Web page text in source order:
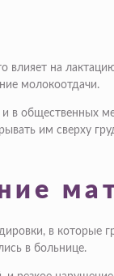
влияет на
молокоотдачи.
общественных
им сверху
в которые
в больнице.